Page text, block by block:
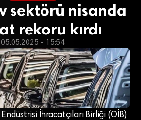
sektörü nisanda
rekoru kırdı
05.05.2025 - 15:54
İhracatçıları Birliği (OİB)